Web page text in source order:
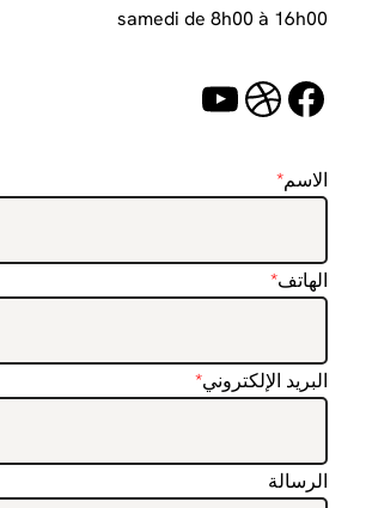
samedi de 8h00 à 16h00
فيسبوك
دريبل
يوتيوب
الاسم*
الهاتف*
البريد الإلكتروني*
الرسالة